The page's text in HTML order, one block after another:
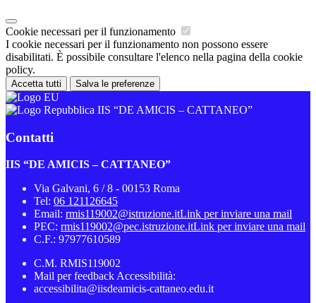
Cookie necessari per il funzionamento
I cookie necessari per il funzionamento non possono essere
disabilitati. È possibile consultare l'elenco nella pagina della cookie
policy.
Accetta tutti Salva le preferenze
IIS “DE AMICIS – CATTANEO”
Contatti
IIS “DE AMICIS – CATTANEO”
Via Galvani, 6 / 8 - 00153 Roma
Tel: 06 121126645
Email: rmis119002@istruzione.itLink per inviare una mail
PEC: rmis119002@pec.istruzione.itLink per inviare una mail
C.F.: 97977610589
C.M. RMIS119002
Mail per feedback Accessibilità:
accessibilita@iisdeamicis-cattaneo.edu.it